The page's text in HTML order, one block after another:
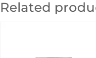
Related